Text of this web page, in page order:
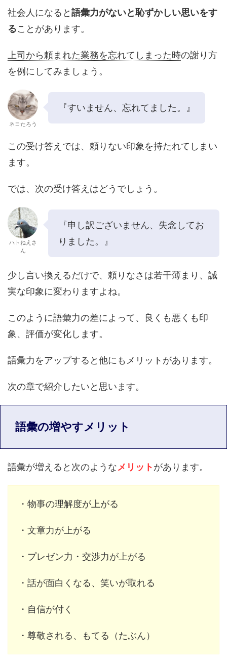
社会人になると語彙力がないと恥ずかしい思いをす
ることがあります。
上司から頼まれた業務を忘れてしまった時の謝り方
を例にしてみましょう。
ネコたろう
『すいません、忘れてました。』
この受け答えでは、頼りない印象を持たれてしまい
ます。
では、次の受け答えはどうでしょう。
ハトねえさ
ん
『申し訳ございません、失念してお
りました。』
少し言い換えるだけで、頼りなさは若干薄まり、誠
実な印象に変わりますよね。
このように語彙力の差によって、良くも悪くも印
象、評価が変化します。
語彙力をアップすると他にもメリットがあります。
次の章で紹介したいと思います。
語彙の増やすメリット
語彙が増えると次のようなメリットがあります。
・物事の理解度が上がる
・文章力が上がる
・プレゼン力・交渉力が上がる
・話が面白くなる、笑いが取れる
・自信が付く
・尊敬される、もてる（たぶん）